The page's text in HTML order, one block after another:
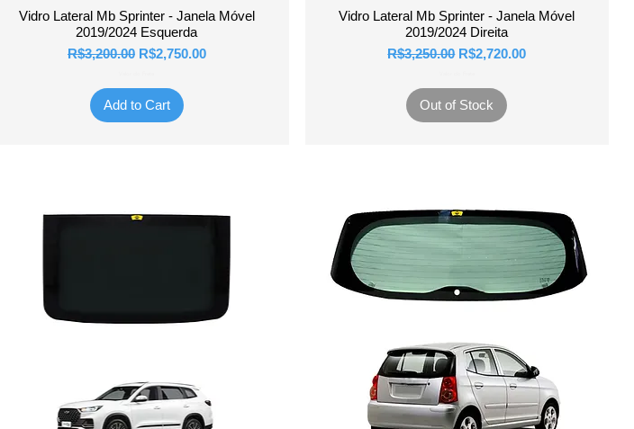
Quick View
Vidro Lateral Mb Sprinter - Janela Móvel
2019/2024 Esquerda
Regular Price
R$3,200.00 Sale Price
R$2,750.00
Add to Cart
Quick View
Vidro Lateral Mb Sprinter - Janela Móvel
2019/2024 Direita
Regular Price
R$3,250.00 Sale Price
R$2,720.00
Out of Stock